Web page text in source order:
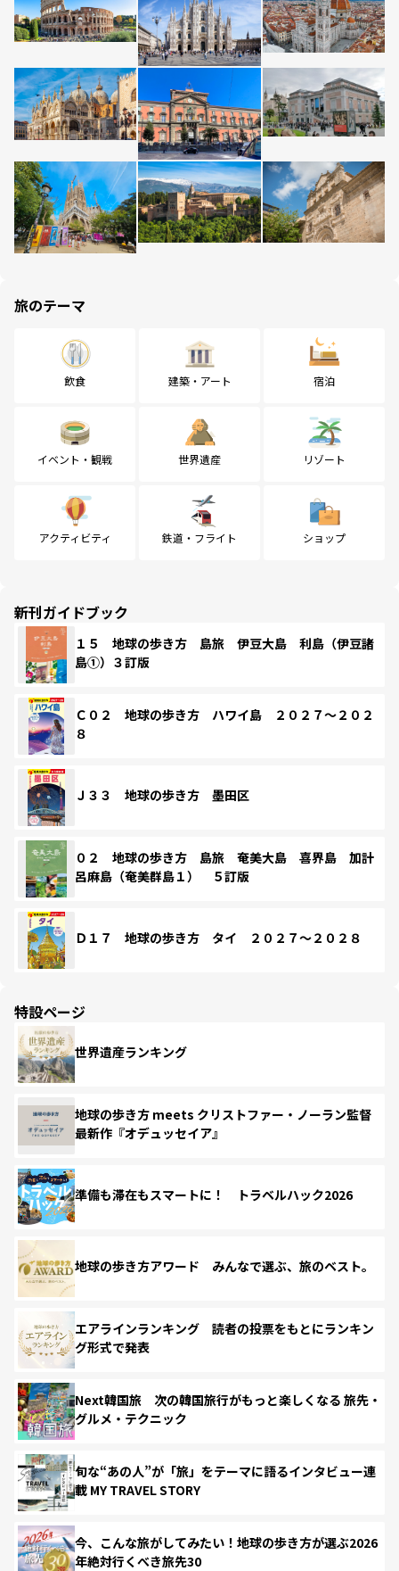
旅のテーマ
飲食 建築・アート 宿泊
イベント・観戦 世界遺産 リゾート
アクティビティ 鉄道・フライト ショップ
新刊ガイドブック
１５ 地球の歩き方 島旅 伊豆大島 利島（伊豆諸
島①）３訂版
Ｃ０２ 地球の歩き方 ハワイ島 ２０２７～２０２
８
Ｊ３３ 地球の歩き方 墨田区
０２ 地球の歩き方 島旅 奄美大島 喜界島 加計
呂麻島（奄美群島１） ５訂版
Ｄ１７ 地球の歩き方 タイ ２０２７～２０２８
特設ページ
世界遺産ランキング
地球の歩き方 meets クリストファー・ノーラン監督
最新作『オデュッセイア』
準備も滞在もスマートに！ トラベルハック2026
地球の歩き方アワード みんなで選ぶ、旅のベスト。
エアラインランキング 読者の投票をもとにランキン
グ形式で発表
Next韓国旅 次の韓国旅行がもっと楽しくなる 旅先・
グルメ・テクニック
旬な“あの人”が「旅」をテーマに語るインタビュー連
載 MY TRAVEL STORY
今、こんな旅がしてみたい！地球の歩き方が選ぶ2026
年絶対行くべき旅先30